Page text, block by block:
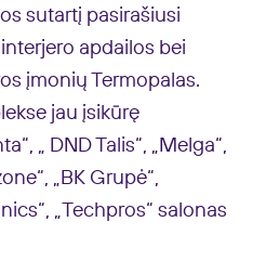
sutartį pasirašiusi
apdailos bei
įmonių Termopalas.
jau įsikūrę
„ DND Talis“, „Melga“,
„BK Grupė“,
„Techpros“ salonas